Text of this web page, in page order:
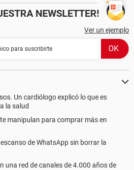
NEWSLETTER!
Ver un ejemplo
Un cardiólogo explicó lo que es
la salud
manipulan para comprar más en
de WhatsApp sin borrar la
una red de canales de 4.000 años de